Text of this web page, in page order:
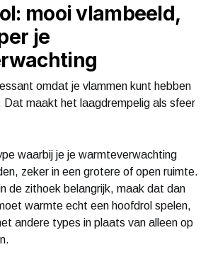
mooi vlambeeld,
je
omdat je vlammen kunt hebben
Dat maakt het laagdrempelig als sfeer
waarbij je je warmteverwachting
zeker in een grotere of open ruimte.
de zithoek belangrijk, maak dat dan
warmte echt een hoofdrol spelen,
andere types in plaats van alleen op